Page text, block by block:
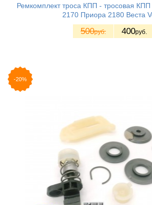
Ремкомплект троса КПП - тросовая КПП
2170 Приора 2180 Веста
500руб. 400руб.
-20%